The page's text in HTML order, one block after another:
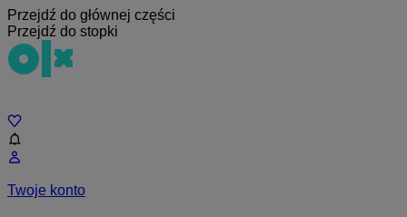
Przejdź do głównej części
Przejdź do stopki
Twoje konto